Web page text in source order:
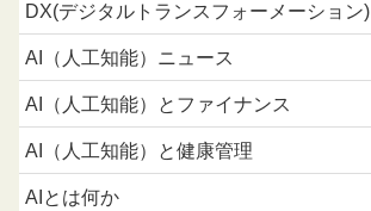
DX(デジタルトランスフォーメーション)
AI（人工知能）ニュース
AI（人工知能）とファイナンス
AI（人工知能）と健康管理
AIとは何か